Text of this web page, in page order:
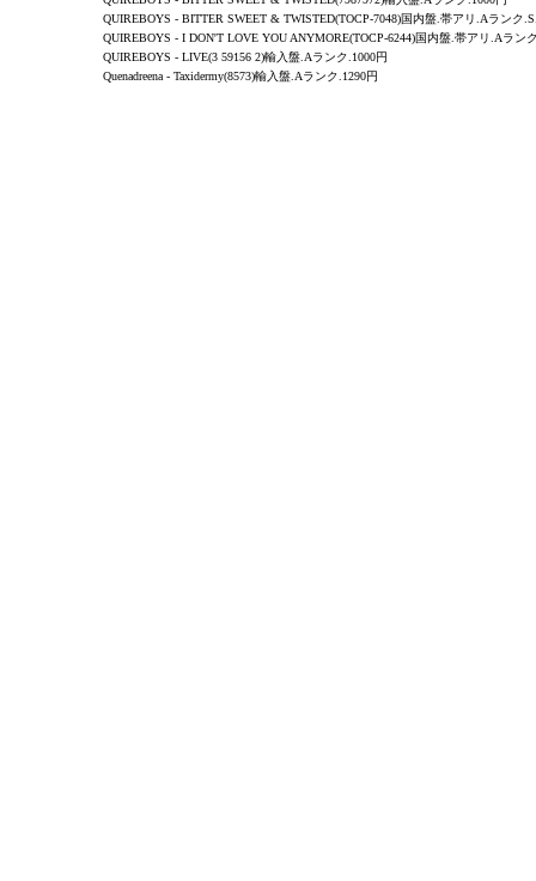
QUIREBOYS - BITTER SWEET & TWISTED(TOCP-7048)国内盤.帯アリ.Aランク
QUIREBOYS - I DON'T LOVE YOU ANYMORE(TOCP-6244)国内盤.帯アリ.Aラン
QUIREBOYS - LIVE(3 59156 2)輸入盤.Aランク.1000円
Quenadreena - Taxidermy(8573)輸入盤.Aランク.1290円